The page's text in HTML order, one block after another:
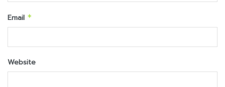
Email *
Website